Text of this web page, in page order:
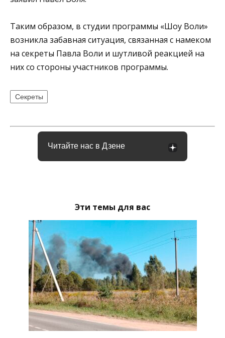
Таким образом, в студии программы «Шоу Воли»
возникла забавная ситуация, связанная с намеком
на секреты Павла Воли и шутливой реакцией на
них со стороны участников программы.
Секреты
Читайте нас в Дзене
Эти темы для вас